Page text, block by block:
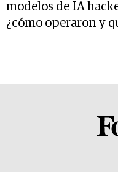
modelos de IA
¿cómo operaron y